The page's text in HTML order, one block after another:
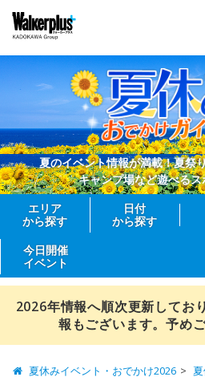
夏のイベント情報が満載！夏祭
キャンプ場など遊べる
エリア
から探す
日付
から探す
今日開催
イベント
2026年情報へ順次更新してお
報もございます。予め
夏休みイベント・おでかけ2026